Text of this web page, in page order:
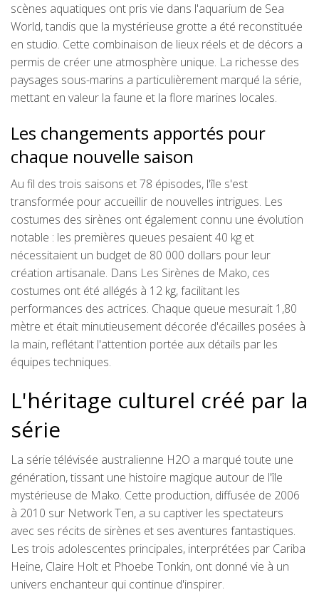
scènes aquatiques ont pris vie dans l'aquarium de Sea
World, tandis que la mystérieuse grotte a été reconstituée
en studio. Cette combinaison de lieux réels et de décors a
permis de créer une atmosphère unique. La richesse des
paysages sous-marins a particulièrement marqué la série,
mettant en valeur la faune et la flore marines locales.
Les changements apportés pour
chaque nouvelle saison
Au fil des trois saisons et 78 épisodes, l'île s'est
transformée pour accueillir de nouvelles intrigues. Les
costumes des sirènes ont également connu une évolution
notable : les premières queues pesaient 40 kg et
nécessitaient un budget de 80 000 dollars pour leur
création artisanale. Dans Les Sirènes de Mako, ces
costumes ont été allégés à 12 kg, facilitant les
performances des actrices. Chaque queue mesurait 1,80
mètre et était minutieusement décorée d'écailles posées à
la main, reflétant l'attention portée aux détails par les
équipes techniques.
L'héritage culturel créé par la
série
La série télévisée australienne H2O a marqué toute une
génération, tissant une histoire magique autour de l'île
mystérieuse de Mako. Cette production, diffusée de 2006
à 2010 sur Network Ten, a su captiver les spectateurs
avec ses récits de sirènes et ses aventures fantastiques.
Les trois adolescentes principales, interprétées par Cariba
Heine, Claire Holt et Phoebe Tonkin, ont donné vie à un
univers enchanteur qui continue d'inspirer.